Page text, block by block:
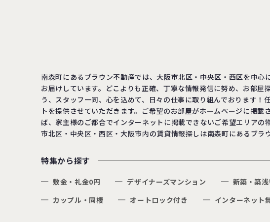
南森町にあるブラウン不動産では、大阪市北区・中央区・西区を中
お届けしています。どこよりも正確、丁寧な情報発信に努め、お部
う、スタッフ一同、心を込めて、日々の仕事に取り組んでおります
トを提供させていただきます。ご希望のお部屋がホームページに掲
ば、家主様のご都合でインターネットに掲載できないご希望エリア
市北区・中央区・西区・大阪市内の賃貸情報探しは南森町にあるブラ
特集から探す
敷金・礼金0円 デザイナーズマンション 新築・築
カップル・同棲
オートロック付き インターネット